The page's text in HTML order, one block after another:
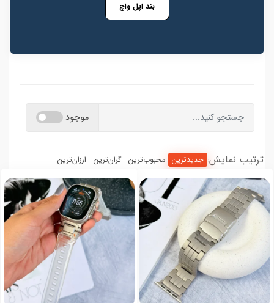
بند اپل واچ
موجود
ترتیب نمایش: جدیدترین محبوب‌ترین گران‌ترین ارزان‌ترین